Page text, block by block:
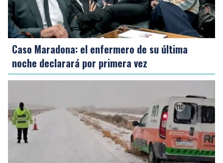
Caso Maradona: el enfermero de su última
noche declarará por primera vez